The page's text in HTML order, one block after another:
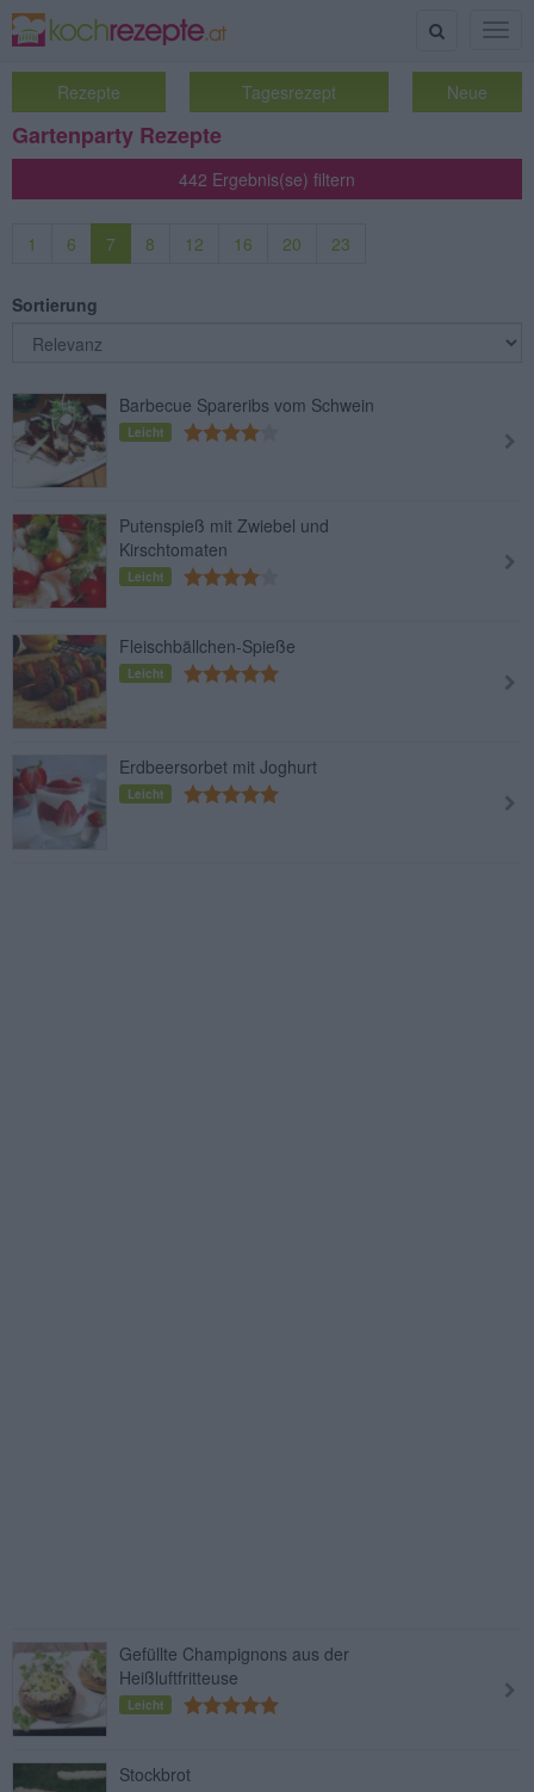
Suche
Rezepte Tagesrezept Neue
Gartenparty Rezepte
442 Ergebnis(se) filtern
1 6 7 8 12 16 20 23
Sortierung
Barbecue Spareribs vom Schwein
Leicht
Putenspieß mit Zwiebel und
Kirschtomaten
Leicht
Fleischbällchen-Spieße
Leicht
Erdbeersorbet mit Joghurt
Leicht
Gefüllte Champignons aus der
Heißluftfritteuse
Leicht
Stockbrot